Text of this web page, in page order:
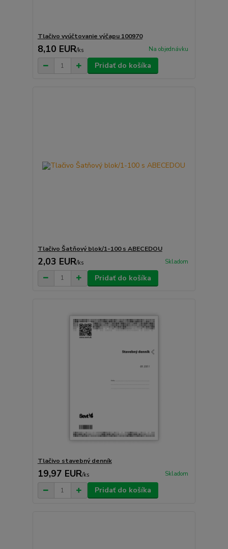
Tlačivo vyúčtovanie výčapu 100970
8,10 EUR/ks Na objednávku
Pridať do košíka
Tlačivo Šatňový blok/1-100 s ABECEDOU
2,03 EUR/ks Skladom
Pridať do košíka
Tlačivo stavebný denník
19,97 EUR/ks Skladom
Pridať do košíka